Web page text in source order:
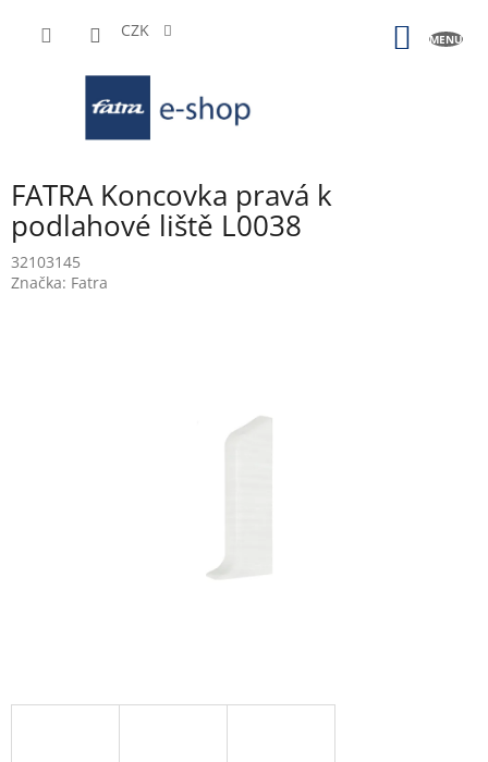
CZK
FATRA Koncovka pravá k
podlahové liště L0038
32103145
Značka: Fatra